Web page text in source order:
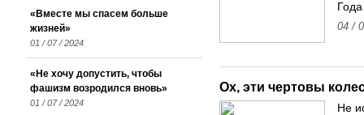
04 /
Ох, эти чертовы
Не
«Вместе мы спасем больше
жизней»
01 / 07 / 2024
«Не хочу допустить, чтобы
фашизм возродился вновь»
01 / 07 / 2024